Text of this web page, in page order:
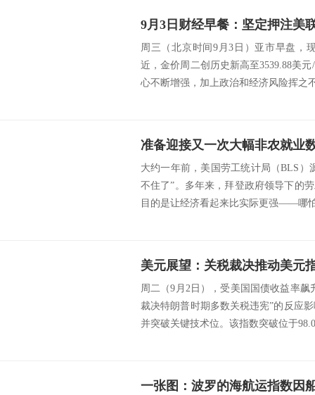
周三（北京时间9月3日）亚市早盘，
近，金价周二创历史新高至3539.88美
心不断增强，加上政治和经济风险挥之
大约一年前，美国劳工统计局（BLS）
不住了”。多年来，拜登政府领导下的
目的是让经济看起来比实际更强——哪
周二（9月2日），受美国国债收益率
裁决特朗普时期多数关税违宪”的反应
并突破关键技术位。该指数突破位于